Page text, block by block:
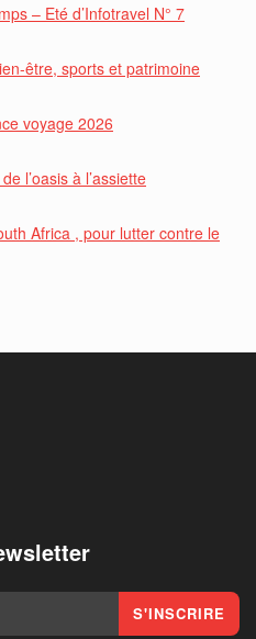
– Eté d’Infotravel N° 7
être, sports et patrimoine
voyage 2026
l’oasis à l’assiette
Africa , pour lutter contre le